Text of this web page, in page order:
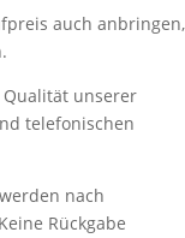
auch anbringen,
unserer
telefonischen
nach
Rückgabe